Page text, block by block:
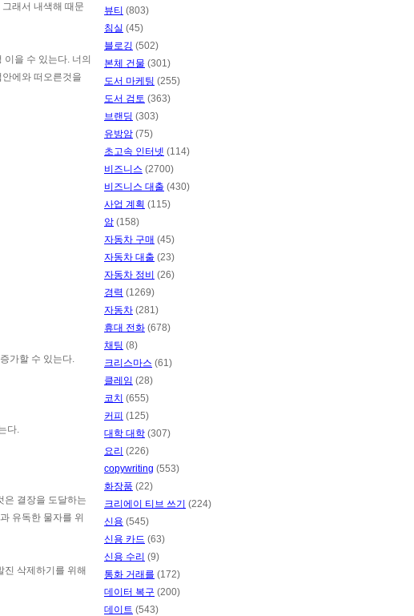
래서 내색해 때문
을 수 있는다. 너의
에와 떠오른것을
가할 수 있는다.
다.
은 결장을 도달하는
유독한 물자를 위
진 삭제하기를 위해
뷰티 (803)
침실 (45)
블로깅 (502)
본체 건물 (301)
도서 마케팅 (255)
도서 검토 (363)
브랜딩 (303)
유방암 (75)
초고속 인터넷 (114)
비즈니스 (2700)
비즈니스 대출 (430)
사업 계획 (115)
암 (158)
자동차 구매 (45)
자동차 대출 (23)
자동차 정비 (26)
경력 (1269)
자동차 (281)
휴대 전화 (678)
채팅 (8)
크리스마스 (61)
클레임 (28)
코치 (655)
커피 (125)
대학 대학 (307)
요리 (226)
copywriting (553)
화장품 (22)
크리에이 티브 쓰기 (224)
신용 (545)
신용 카드 (63)
신용 수리 (9)
통화 거래를 (172)
데이터 복구 (200)
데이트 (543)